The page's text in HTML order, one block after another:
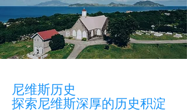
尼维斯历史
探索尼维斯深厚的历史积淀